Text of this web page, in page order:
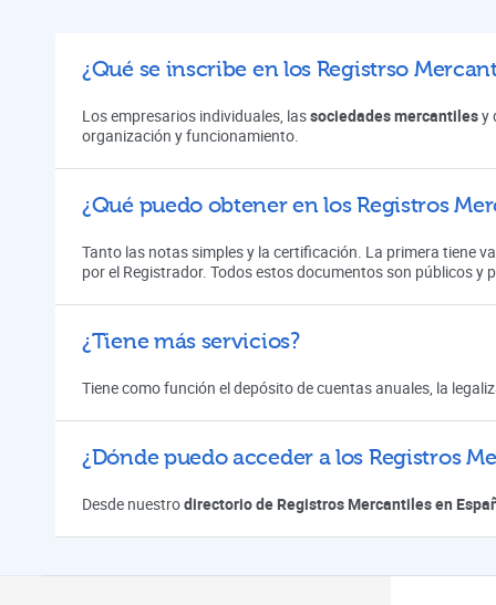
¿Qué se inscribe en los Registrso
Los empresarios individuales, lassociedades mercantilesy
organización y funcionamiento.
¿Qué puedo obtener en los Registros
Tanto las notas simples y la certificación. La primera tiene
por el Registrador. Todos estos documentos son públicos y
¿Tiene más servicios?
Tiene como función el depósito de cuentas anuales, la
¿Dónde puedo acceder a los Registros
Desde nuestrodirectorio de Registros Mercantiles en